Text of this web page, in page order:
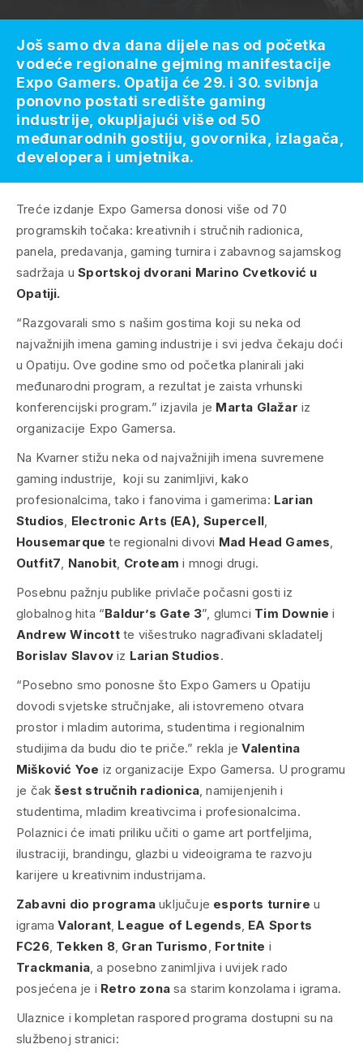
Treće izdanje Expo Gamersa donosi više od 70
programskih točaka: kreativnih i stručnih radionica,
panela, predavanja, gaming turnira i zabavnog sajamskog
sadržaja uSportskoj dvorani Marino Cvetković u
Opatiji.
“Razgovarali smo s našim gostima koji su neka od
najvažnijih imena gaming industrije i svi jedva čekaju doći
u Opatiju. Ove godine smo od početka planirali jaki
međunarodni program, a rezultat je zaista vrhunski
konferencijski program.” izjavila je Marta Glažar iz
organizacije Expo Gamersa.
Na Kvarner stižu neka od najvažnijih imena suvremene
gaming industrije, koji su zanimljivi, kako
profesionalcima, tako i fanovima i gamerima: Larian
Studios Electronic Arts (EA), Supercell
Housemarque te regionalni divovi Mad Head Games
Outfit7 Nanobit Croteami mnogi drugi.
Posebnu pažnju publike privlače počasni gosti iz
globalnog hita “Baldur’s Gate 3”, glumci Tim Downiei
Andrew Wincott te višestruko nagrađivani skladatelj
Borislav Slavoviz Larian Studios.
“Posebno smo ponosne što Expo Gamers u Opatiju
dovodi svjetske stručnjake, ali istovremeno otvara
prostor i mladim autorima, studentima i regionalnim
studijima da budu dio te priče.” rekla jeValentina
Mišković Yoe iz organizacije Expo Gamersa. U programu
je čakšest stručnih radionica , namijenjenih i
studentima, mladim kreativcima i profesionalcima.
Polaznici će imati priliku učiti o game art portfeljima,
ilustraciji, brandingu, glazbi u videoigrama te razvoju
karijere u kreativnim industrijama.
Zabavni dio programa uključuje esports turnire u
igramaValorant League of Legends EA Sports
FC26, Tekken 8, Gran Turismo Fortnite i
Trackmania , a posebno zanimljiva i uvijek rado
posjećena je i Retro zona sa starim konzolama i igrama.
Ulaznice i kompletan raspored programa dostupni su na
službenoj stranici:
Još samo dva dana dijele nas od početka
vodeće regionalne gejming manifestacije
Expo Gamers. Opatija će 29. i 30. svibnja
ponovno postati središte gaming
industrije, okupljajući više od 50
međunarodnih gostiju, govornika, izlagača,
developera i umjetnika.